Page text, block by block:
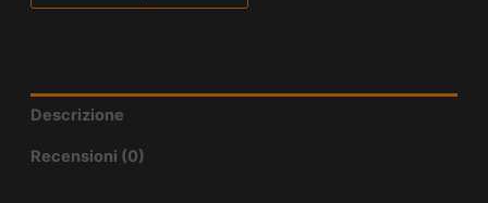
Descrizione
Recensioni (0)